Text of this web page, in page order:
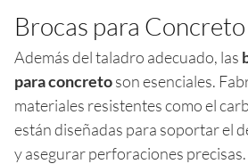
Brocas para Concreto
Además del taladro adecuado, las
para concretoson esenciales.
materiales resistentes como el
están diseñadas para soportar el
y asegurar perforaciones